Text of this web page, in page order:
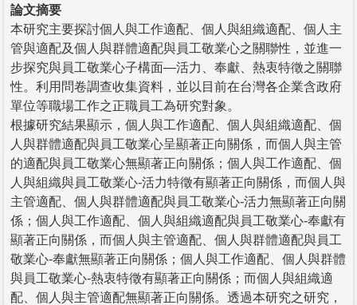
論文摘要
本研究主要探討個人與工作適配、個人與組織適配、個人主
管與適配及個人與群體適配與員工敬業心之關聯性，並進一
步探究與員工敬業心子構面—活力、奉獻、熱衷特徵之關聯
性。利用問卷調查收集資料，並以目前在台灣各企業含政府
單位等職場工作之正職員工為研究對象。
根據研究結果顯示，個人與工作適配、個人與組織適配、個
人與群體適配與員工敬業心呈顯著正向關係，而個人與主管
的適配與員工敬業心無顯著正向關係；個人與工作適配、個
人與組織與員工敬業心-活力特徵有顯著正向關係，而個人與
主管適配、個人與群體適配與員工敬業心-活力無顯著正向關
係；個人與工作適配、個人與組織適配與員工敬業心-奉獻有
顯著正向關係，而個人與主管適配、個人與群體適配與員工
敬業心-奉獻無顯著正向關係；個人與工作適配、個人與群體
與員工敬業心-熱衷特徵有顯著正向關係；而個人與組織適
配、個人與主管適配無顯著正向關係。透過本研究之研究，